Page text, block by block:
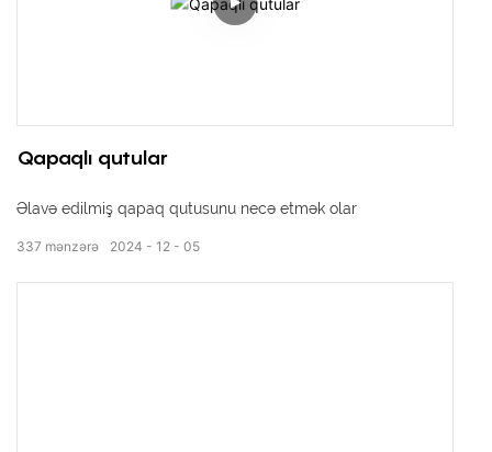
Qapaqlı qutular
Əlavə edilmiş qapaq qutusunu necə etmək olar
2024 12 05
337 mənzərə